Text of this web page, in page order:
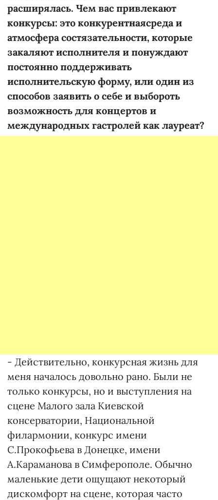
расширялась. Чем вас привлекают
конкурсы: это конкурентнаясредаи
атмосфера состязательности, которые
закаляют исполнителя и понуждают
постоянно поддерживать
исполнительскую форму, или один из
способов заявить о себе и выбороть
возможность для концертов и
международных гастролей как лауреат?
- Действительно, конкурсная жизнь для
меня началось довольно рано. Были не
только конкурсы, но и выступления на
сцене Малого зала Киевской
консерватории, Национальной
филармонии, конкурс имени
С.Прокофьева в Донецке, имени
А.Караманова в Симферополе. Обычно
маленькие дети ощущают некоторый
дискомфорт на сцене, которая часто